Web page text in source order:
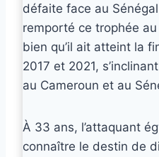
défaite face au
remporté ce trophée
bien qu’il ait atteint la
2017 et 2021,
au Cameroun et au
À 33 ans, l’attaquant
connaître le destin de